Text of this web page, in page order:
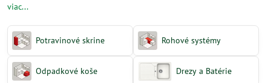
viac...
Potravinové skrine Rohové systémy
Odpadkové koše Drezy a Batérie